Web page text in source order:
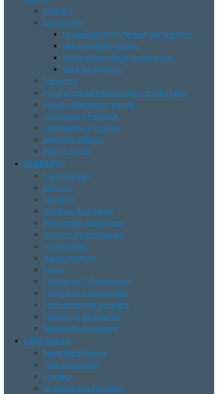
Cultura
Educación
Escuela Infantil “Isabel de Aragón”
Universidad Popular
Universidad de la Experiencia
Aula de Adultos
Deportes
Programa de Promoción Comunitaria
Salud y Bienestar Social
Juventud y Festejos
Urbanismo y Tráfico
Medioambiente
Policía Local
MUNICIPIO
Localización
Historia
Turismo
Lugares de Interés
Personajes Históricos
Galería de Imágenes
Tradiciones
Gastronomía
Rutas
Economía / Comercios
Polígonos Industriales
Farmacias de guardia
Teléfonos de Interés
Sindicato de Riegos
VENTANILLA
Sede Electrónica
Transparencia
Empleo
Ordenanzas Fiscales